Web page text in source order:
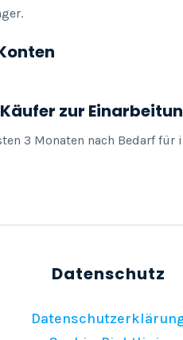
zur
3 Monaten nach Bedarf